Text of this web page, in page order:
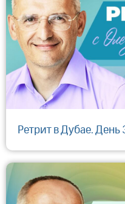
Ретрит в Дубае.